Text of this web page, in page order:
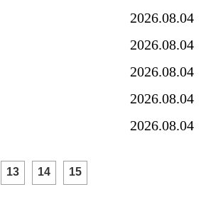
2026.08.04
2026.08.04
2026.08.04
2026.08.04
2026.08.04
13 14 15